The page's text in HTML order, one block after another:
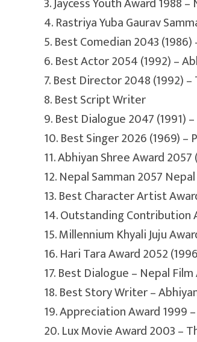
4. Rastriya Yuba Gaurav
5. Best Comedian 2043
6. Best Actor 2054 (1992) –
7. Best Director 2048 (1992)
8. Best Script Writer
9. Best Dialogue 2047 (1991)
10. Best Singer 2026 (1969) –
11. Abhiyan Shree Award
12. Nepal Samman 2057
13. Best Character Artist
14. Outstanding Contribution
15. Millennium Khyali Juju
16. Hari Tara Award 2052
17. Best Dialogue – Nepal
18. Best Story Writer –
19. Appreciation Award 1999
20. Lux Movie Award 2003 –